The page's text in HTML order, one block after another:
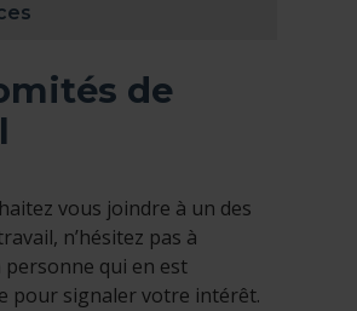
de
vous joindre à un des
n’hésitez pas à
personne qui en est
pour signaler votre intérêt.